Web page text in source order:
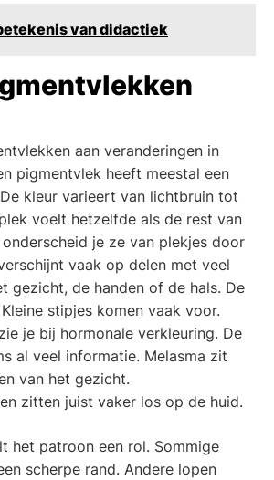
van didactiek
aan veranderingen in
pigmentvlek heeft meestal een
kleur varieert van lichtbruin tot
voelt hetzelfde als de rest van
je ze van plekjes door
vaak op delen met veel
gezicht, de handen of de hals. De
stipjes komen vaak voor.
je bij hormonale verkleuring. De
al veel informatie. Melasma zit
van het gezicht.
zitten juist vaker los op de huid.
het patroon een rol. Sommige
scherpe rand. Andere lopen